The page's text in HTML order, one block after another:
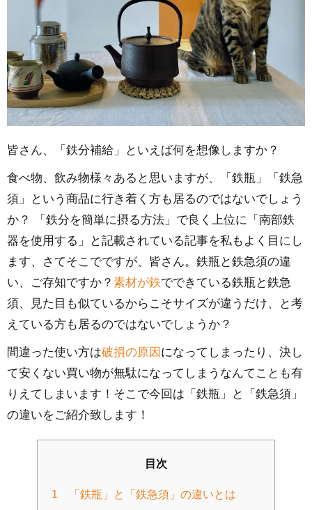
皆さん、「鉄分補給」といえば何を想像しますか？
食べ物、飲み物様々あると思いますが、「鉄瓶」「鉄急
須」という商品に行き着く方も居るのではないでしょう
か？ 「鉄分を簡単に摂る方法」で良く上位に「南部鉄
器を使用する」と記載されている記事を私もよく目にし
ます、さてそこでですが、皆さん。鉄瓶と鉄急須の違
い、ご存知ですか？ 素材が鉄でできている鉄瓶と鉄急
須、見た目も似ているからこそサイズが違うだけ、と考
えている方も居るのではないでしょうか？
間違った使い方は破損の原因 になってしまったり、決し
て安くない買い物が無駄になってしまうなんてことも有
りえてしまいます！そこで今回は「鉄瓶」と「鉄急須」
の違いをご紹介致します！
目次
1 「鉄瓶」と「鉄急須」の違いとは